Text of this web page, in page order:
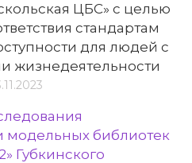
ЦБС» с целью
стандартам
для людей с
жизнедеятельности
модельных библиотек
Губкинского